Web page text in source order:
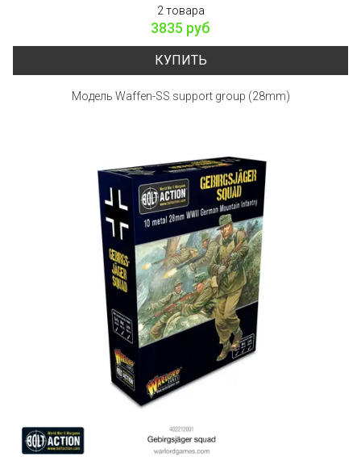
2 товара
3835 руб
КУПИТЬ
Модель Waffen-SS support group (28mm)